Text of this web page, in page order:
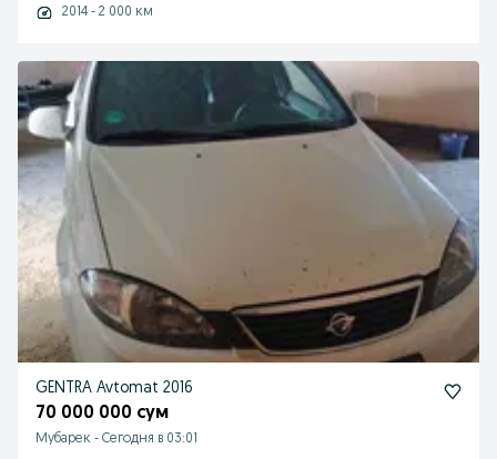
2014 - 2 000 км
GENTRA Avtomat 2016
70 000 000 сум
Мубарек - Сегодня в 03:01